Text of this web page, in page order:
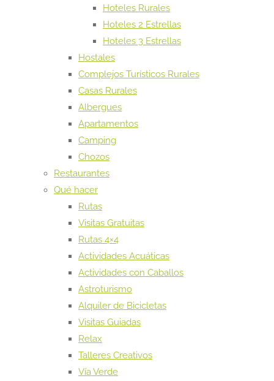
Hoteles Rurales
Hoteles 2 Estrellas
Hoteles 3 Estrellas
Hostales
Complejos Turísticos Rurales
Casas Rurales
Albergues
Apartamentos
Camping
Chozos
Restaurantes
Qué hacer
Rutas
Visitas Gratuitas
Rutas 4×4
Actividades Acuáticas
Actividades con Caballos
Astroturismo
Alquiler de Bicicletas
Visitas Guiadas
Relax
Talleres Creativos
Vía Verde